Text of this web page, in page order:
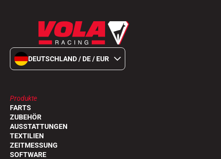
DEUTSCHLAND / DE / EUR
Produkte
FARTS
ZUBEHÖR
AUSSTATTUNGEN
TEXTILIEN
ZEITMESSUNG
SOFTWARE